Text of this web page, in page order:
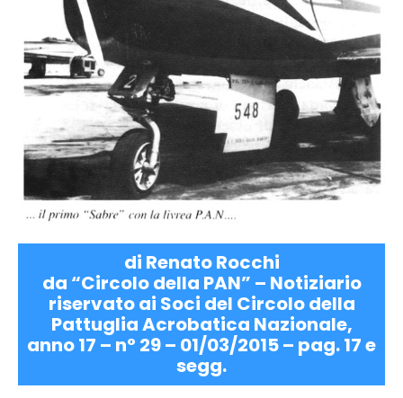
di Renato Rocchi
da “Circolo della PAN” – Notiziario
riservato ai Soci del Circolo della
Pattuglia Acrobatica Nazionale,
anno 17 – n° 29 – 01/03/2015 – pag. 17 e
segg.